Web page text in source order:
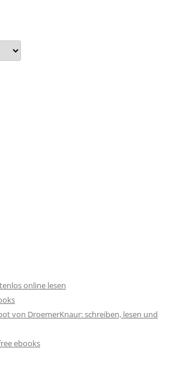
online lesen
von DroemerKnaur: schreiben, lesen und
ebooks